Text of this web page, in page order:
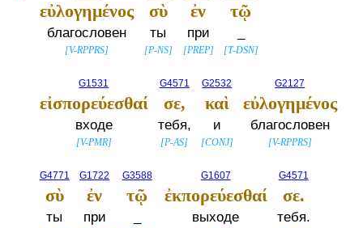
εὐλογημένος
благословен
[V-RPPRS]
σὺ
ты
[P-NS]
ἐν
при
[PREP]
τῷ
[T-DSN]
G1531
εἰσπορεύεσθαί
входе
[V-PMR]
G4571
σε,
тебя,
[P-AS]
G2532
καὶ
и
[CONJ]
G2127
εὐλογημένος
благословен
[V-RPPRS]
G4771
σὺ
ты
G1722
ἐν
при
G3588
τῷ
G1607
ἐκπορεύεσθαί
выходе
G4571
σε.
тебя.